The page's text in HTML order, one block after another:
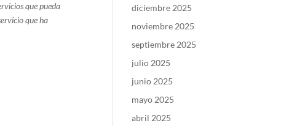
que pueda
que ha
diciembre 2025
noviembre 2025
septiembre 2025
julio 2025
junio 2025
mayo 2025
abril 2025